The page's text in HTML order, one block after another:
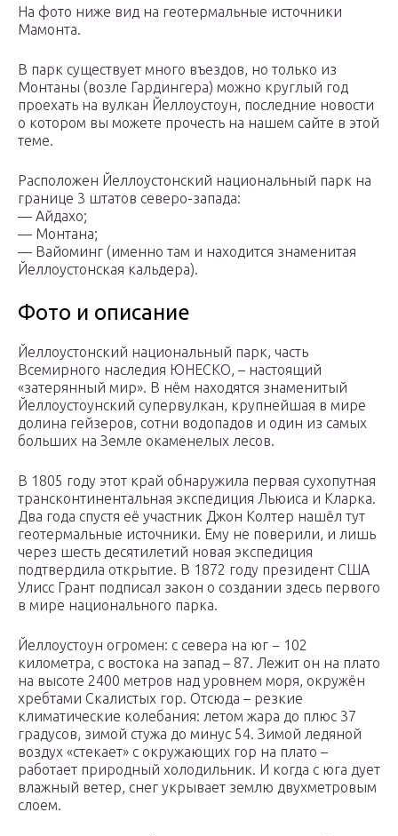
На фото ниже вид на геотермальные источники
Мамонта.
В парк существует много въездов, но только из
Монтаны (возле Гардингера) можно круглый год
проехать на вулкан Йеллоустоун, последние новости
о котором вы можете прочесть на нашем сайте в этой
теме.
Расположен Йеллоустонский национальный парк на
границе 3 штатов северо-запада:
— Айдахо;
— Монтана;
— Вайоминг (именно там и находится знаменитая
Йеллоустонская кальдера).
Фото и описание
Йеллоустонский национальный парк, часть
Всемирного наследия ЮНЕСКО, – настоящий
«затерянный мир». В нём находятся знаменитый
Йеллоустоунский супервулкан, крупнейшая в мире
долина гейзеров, сотни водопадов и один из самых
больших на Земле окаменелых лесов.
В 1805 году этот край обнаружила первая сухопутная
трансконтинентальная экспедиция Льюиса и Кларка.
Два года спустя её участник Джон Колтер нашёл тут
геотермальные источники. Ему не поверили, и лишь
через шесть десятилетий новая экспедиция
подтвердила открытие. В 1872 году президент США
Улисс Грант подписал закон о создании здесь первого
в мире национального парка.
Йеллоустоун огромен: с севера на юг − 102
километра, с востока на запад – 87. Лежит он на плато
на высоте 2400 метров над уровнем моря, окружён
хребтами Скалистых гор. Отсюда – резкие
климатические колебания: летом жара до плюс 37
градусов, зимой стужа до минус 54. Зимой ледяной
воздух «стекает» с окружающих гор на плато –
работает природный холодильник. И когда с юга дует
влажный ветер, снег укрывает землю двухметровым
слоем.